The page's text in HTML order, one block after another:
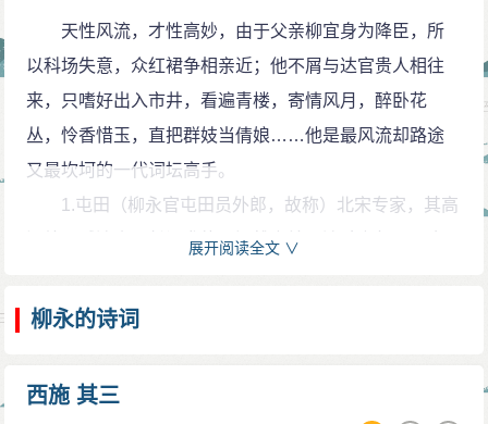
和所演唱的词，演技靠个人的勤奋练习，而词则靠词人
填写。歌伎为了使自己的演唱吸引观众，往往主动向词
人乞词，希望不断获得词人的新词作，使自己成为新作
的演唱者，以给听众留下全新的印象，同时也希望通过
词人在词中对自己的赞赏来提升名气。柳永落第后，频
繁地与歌伎交往，教坊乐工和歌伎填词，供她们在酒肆
歌楼里演唱，常常会得到她们的经济资助，柳永也因此
永词的演唱者和主要歌咏对象，存世柳词中涉及歌伎情
他的情感追求，促成了他的创作风格，也奠定了他的文
永随往，习作《劝学文》。
至道三年（997年），柳宜屡迁至国子博士，命其弟
携画像前往故里崇安，以慰家母思念，柳永随叔归乡。
咸平元年（998年），柳永居家乡，游览名胜中峰
寺，作诗《题中峰寺》。柳永读到《眉峰碧》，甚爱此
词，将它题写在墙壁上，反复琢磨。
咸平四年（1001年），柳永尝试为词，作《巫山一
段云·六六真游洞》，歌颂家乡风景武夷山，有“飘飘凌云
流寓江淮
试，由钱塘入杭州，因迷恋湖山美好、都市繁华，遂滞
天性风流，才性高妙，由于父亲柳宜身为降臣，所
以科场失意，众红裙争相亲近；他不屑与达官贵人相往
来，只嗜好出入市井，看遍青楼，寄情风月，醉卧花
丛，怜香惜玉，直把群妓当倩娘……他是最风流却路途
又最坎坷的一代词坛高手。
1.屯田（柳永官屯田员外郎，故称）北宋专家，其高
浑处不减清真，长调尤能以沉雄之魄，清劲之气，写奇
2.“掩众制而尽其妙,好之者以为无以复加” ——胡寅
4.“露花倒影柳三变，桂子飘香张久成。” ——李清照
展开阅读全文 ∨
柳永的诗词
西施 其三